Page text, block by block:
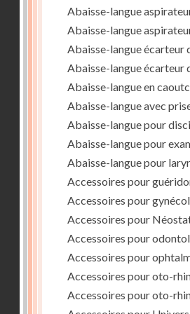
Abaisse-langue
Abaisse-langue
Abaisse-langue écarteur
Abaisse-langue écarteur
Abaisse-langue en
Abaisse-langue avec
Abaisse-langue pour
Abaisse-langue pour
Abaisse-langue pour
Accessoires pour
Accessoires pour
Accessoires pour
Accessoires pour
Accessoires pour
Accessoires pour oto-
Accessoires pour oto-